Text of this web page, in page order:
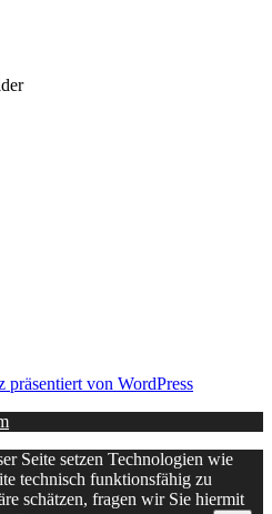
präsentiert von WordPress
Seite setzen Technologien wie
technisch funktionsfähig zu
schätzen, fragen wir Sie hiermit